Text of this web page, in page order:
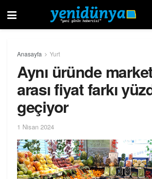
Anasayfa Yurt
Aynı üründe
arası fiyat farkı
geçiyor
1 Nisan 2024